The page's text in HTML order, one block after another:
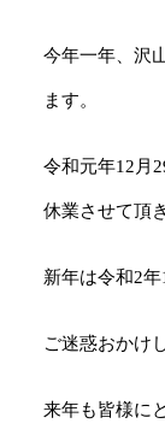
今年一年、沢
ます。
令和元年12月
休業させて頂
新年は令和2年
ご迷惑おかけ
来年も皆様に